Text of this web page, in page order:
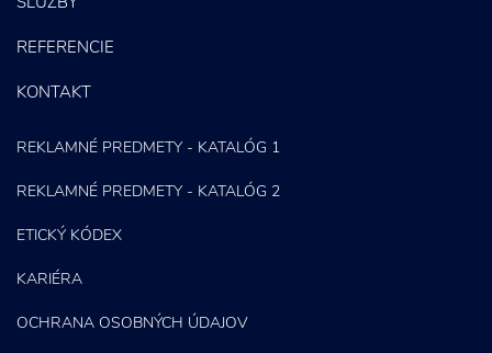
Content Marketing
SLUŽBY
REFERENCIE
KONTAKT
REKLAMNÉ PREDMETY - KATALÓG 1
REKLAMNÉ PREDMETY - KATALÓG 2
ETICKÝ KÓDEX
KARIÉRA
OCHRANA OSOBNÝCH ÚDAJOV